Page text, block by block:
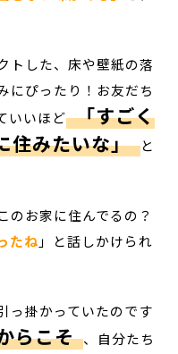
トした、床や壁紙の落
にぴったり！お友だち
いいほど 「すごく
住みたいな」 と
のお家に住んでるの？
たね 」と話しかけられ
っ掛かっていたのです
らこそ 、自分たち